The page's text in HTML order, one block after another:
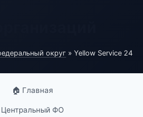
округ » Yellow Service 24
🏠 Главная
Центральный ФО